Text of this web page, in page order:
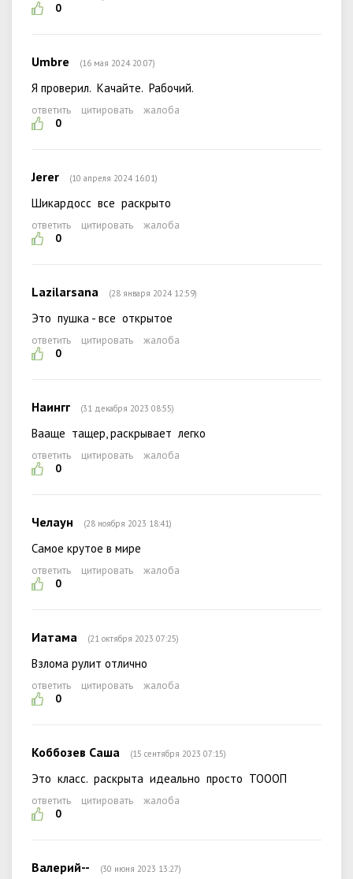
0
Umbre (16 мая 2024 20:07)
Я проверил. Качайте. Рабочий.
ответить цитировать
жалоба
0
Jerer (10 апреля 2024 16:01)
Шикардосс все раскрыто
ответить цитировать
жалоба
0
Lazilarsana (28 января 2024 12:59)
Это пушка - все открытое
ответить цитировать
жалоба
0
Наингг (31 декабря 2023 08:55)
Вааще тащер, раскрывает легко
ответить цитировать
жалоба
0
Челаун (28 ноября 2023 18:41)
Самое крутое в мире
ответить цитировать
жалоба
0
Иатама (21 октября 2023 07:25)
Взлома рулит отлично
ответить цитировать
жалоба
0
Коббозев Саша (15 сентября 2023 07:15)
Это класс. раскрыта идеально просто ТОООП
ответить цитировать
жалоба
0
Валерий-- (30 июня 2023 13:27)